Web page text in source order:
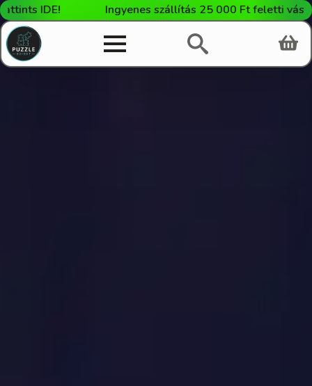
Ingyenes szállítás 25 000 Ft feletti vásárlás esetén